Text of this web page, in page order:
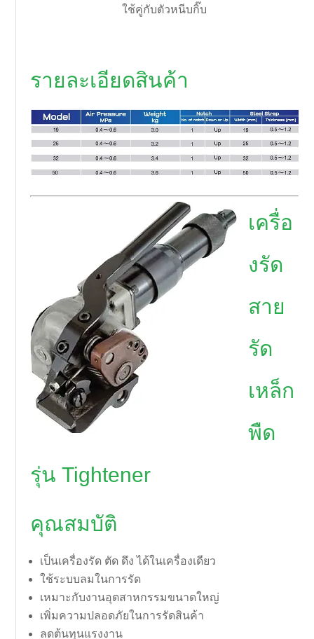
ใช้คู่กับตัวหนีบกิ๊บ
รายละเอียดสินค้า
เครื่อ
งรัด
สาย
รัด
เหล็ก
พืด
รุ่น Tightener
คุณสมบัติ
เป็นเครื่องรัด ตัด ดึง ได้ในเครื่องเดียว
ใช้ระบบลมในการรัด
เหมาะกับงานอุตสาหกรรมขนาดใหญ่
เพิ่มความปลอดภัยในการรัดสินค้า
ลดต้นทุนแรงงาน